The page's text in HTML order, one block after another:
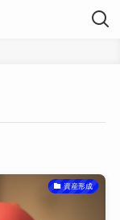
資産形成